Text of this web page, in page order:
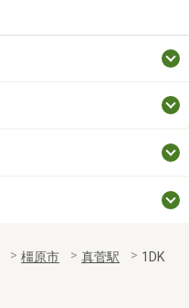
橿原市 真菅駅 1DK